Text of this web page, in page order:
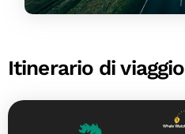
Itinerario di viaggio